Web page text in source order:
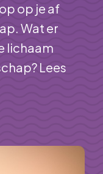
op je af
Wat er
lichaam
Lees